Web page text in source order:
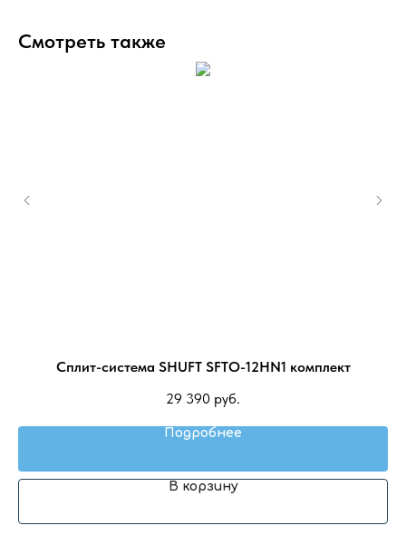
Смотреть также
Сплит-система SHUFT SFTO-12HN1 комплект
29 390 руб.
Подробнее
В корзину